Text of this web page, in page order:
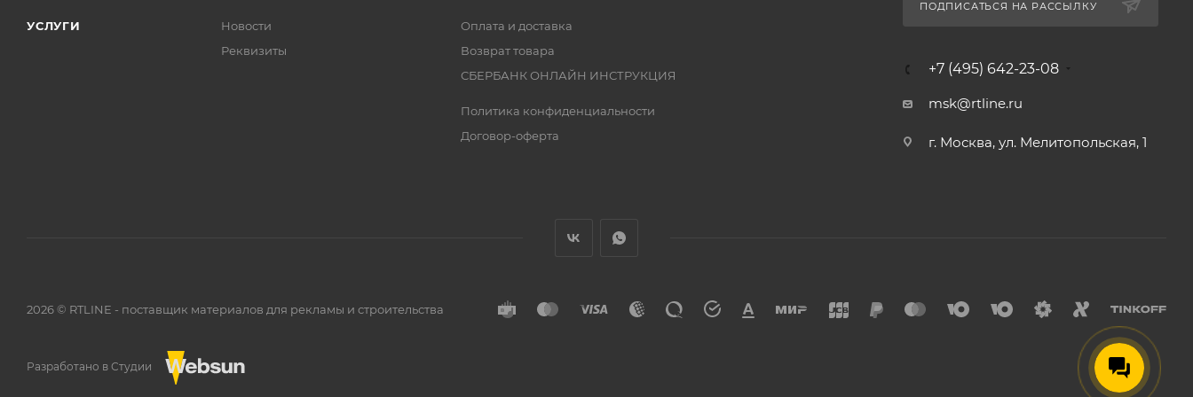
УСЛУГИ
Новости
Реквизиты
Оплата и доставка
Возврат товара
СБЕРБАНК ОНЛАЙН ИНСТРУКЦИЯ
Политика конфиденциальности
Договор-оферта
ПОДПИСАТЬСЯ НА РАССЫЛКУ
+7 (495) 642-23-08
msk@rtline.ru
г. Москва, ул. Мелитопольская, 1
2026 © RTLINE - поставщик материалов для рекламы и строительства
Разработано в Студии